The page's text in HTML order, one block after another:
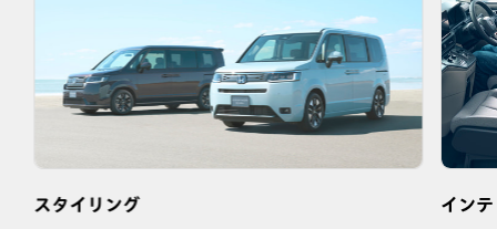
スタイリング
イン